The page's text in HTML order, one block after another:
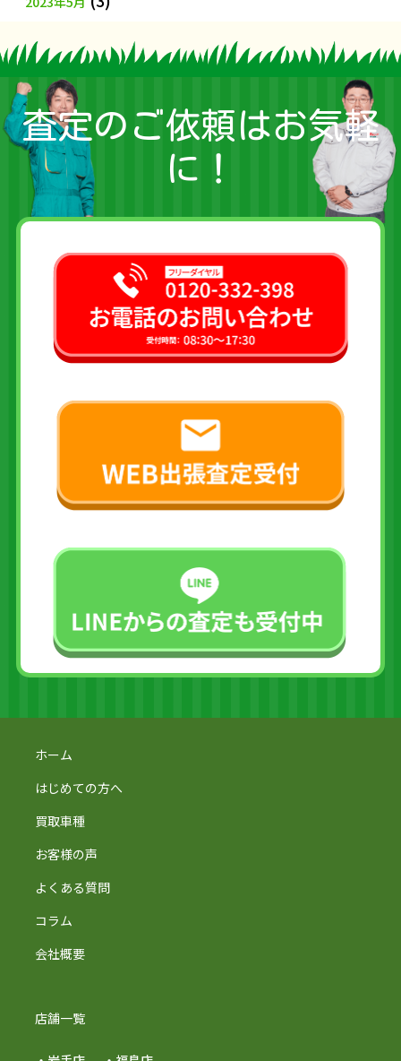
査定のご依頼はお気軽
に！
ホーム
はじめての方へ
買取車種
お客様の声
よくある質問
コラム
会社概要
店舗一覧